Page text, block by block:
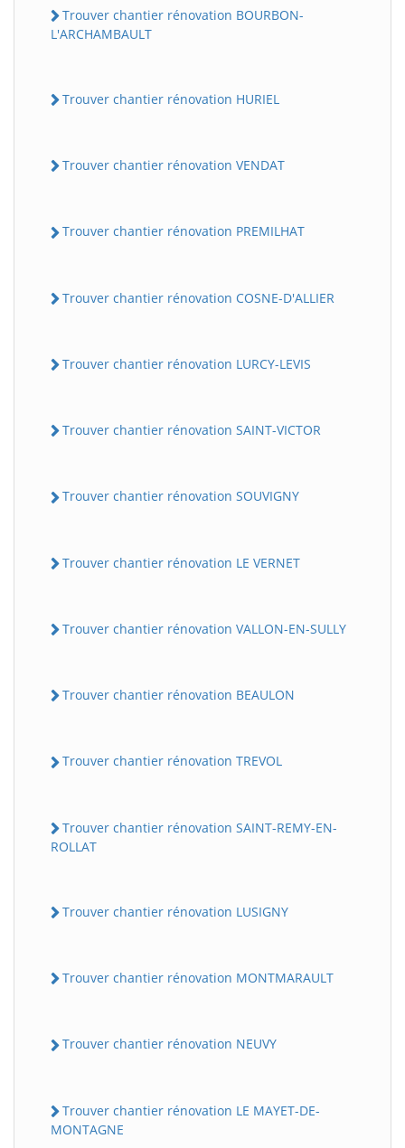
Trouver chantier rénovation BOURBON-
L'ARCHAMBAULT
Trouver chantier rénovation HURIEL
Trouver chantier rénovation VENDAT
Trouver chantier rénovation PREMILHAT
Trouver chantier rénovation COSNE-D'ALLIER
Trouver chantier rénovation LURCY-LEVIS
Trouver chantier rénovation SAINT-VICTOR
Trouver chantier rénovation SOUVIGNY
Trouver chantier rénovation LE VERNET
Trouver chantier rénovation VALLON-EN-SULLY
Trouver chantier rénovation BEAULON
Trouver chantier rénovation TREVOL
Trouver chantier rénovation SAINT-REMY-EN-
ROLLAT
Trouver chantier rénovation LUSIGNY
Trouver chantier rénovation MONTMARAULT
Trouver chantier rénovation NEUVY
Trouver chantier rénovation LE MAYET-DE-
MONTAGNE